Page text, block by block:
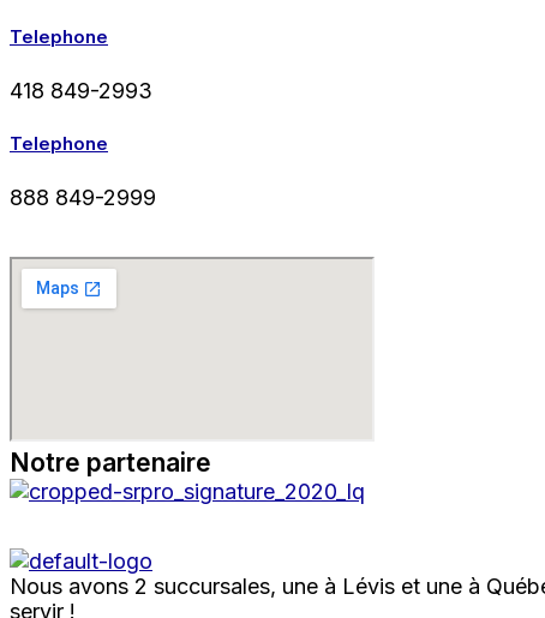
Telephone
418 849-2993
Telephone
888 849-2999
Notre partenaire
Nous avons 2 succursales, une à Lévis et une à
servir !